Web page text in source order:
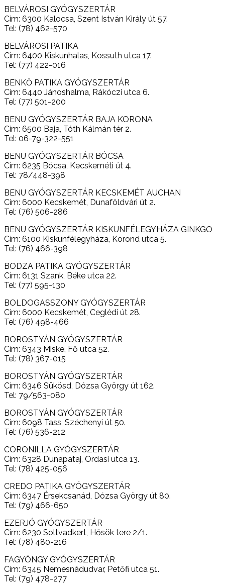
BELVÁROSI GYÓGYSZERTÁR
Cím: 6300 Kalocsa, Szent István Király út 57.
Tel: (78) 462-570
BELVÁROSI PATIKA
Cím: 6400 Kiskunhalas, Kossuth utca 17.
Tel: (77) 422-016
BENKŐ PATIKA GYÓGYSZERTÁR
Cím: 6440 Jánoshalma, Rákóczi utca 6.
Tel: (77) 501-200
BENU GYÓGYSZERTÁR BAJA KORONA
Cím: 6500 Baja, Tóth Kálmán tér 2.
Tel: 06-79-322-551
BENU GYÓGYSZERTÁR BÓCSA
Cím: 6235 Bócsa, Kecskeméti út 4.
Tel: 78/448-398
BENU GYÓGYSZERTÁR KECSKEMÉT AUCHAN
Cím: 6000 Kecskemét, Dunaföldvári út 2.
Tel: (76) 506-286
BENU GYÓGYSZERTÁR KISKUNFÉLEGYHÁZA GINKGO
Cím: 6100 Kiskunfélegyháza, Korond utca 5.
Tel: (76) 466-398
BODZA PATIKA GYÓGYSZERTÁR
Cím: 6131 Szank, Béke utca 22.
Tel: (77) 595-130
BOLDOGASSZONY GYÓGYSZERTÁR
Cím: 6000 Kecskemét, Ceglédi út 28.
Tel: (76) 498-466
BOROSTYÁN GYÓGYSZERTÁR
Cím: 6343 Miske, Fő utca 52.
Tel: (78) 367-015
BOROSTYÁN GYÓGYSZERTÁR
Cím: 6346 Sükösd, Dózsa György út 162.
Tel: 79/563-080
BOROSTYÁN GYÓGYSZERTÁR
Cím: 6098 Tass, Széchenyi út 50.
Tel: (76) 536-212
CORONILLA GYÓGYSZERTÁR
Cím: 6328 Dunapataj, Ordasi utca 13.
Tel: (78) 425-056
CREDO PATIKA GYÓGYSZERTÁR
Cím: 6347 Érsekcsanád, Dózsa György út 80.
Tel: (79) 466-650
EZERJÓ GYÓGYSZERTÁR
Cím: 6230 Soltvadkert, Hősök tere 2/1.
Tel: (78) 480-216
FAGYÖNGY GYÓGYSZERTÁR
Cím: 6345 Nemesnádudvar, Petőfi utca 51.
Tel: (79) 478-277